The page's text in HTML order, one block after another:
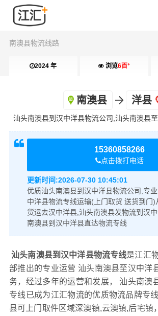
南澳县物流线路
2024 年 浏览6百+
南澳县 洋县
汕头南澳县到汉中洋县物流公司,汕头南澳县
15360858266
点击拨打电话
更新时间:2026-07-30 10:45:01
优质汕头南澳县到汉中洋县物流公司,专
中洋县物流专线运输(上门取货 送货到门)
货运去汉中洋县,汕头南澳县发物流到汉
南澳县到汉中洋县直达物流专线
汕头南澳县到汉中洋县物流专线是江汇
部推出的专业运营 汕头南澳县至汉中洋
务，经过多年的运营和发展， 汕头南澳
专线已成为江汇物流的优质物流品牌专
县可上门取件区域深澳镇,云澳镇,后宅镇